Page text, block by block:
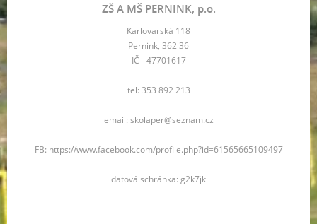
ZŠ A MŠ PERNINK, p.o.
Karlovarská 118
Pernink, 362 36
IČ - 47701617
tel: 353 892 213
email: skolaper@seznam.cz
FB: https://www.facebook.com/profile.php?id=61565665109497
datová schránka: g2k7jk